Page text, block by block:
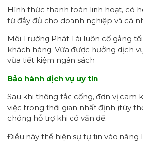
Hình thức thanh toán linh hoạt, có
từ đầy đủ cho doanh nghiệp và cá
Môi Trường Phát Tài luôn cố gắng
khách hàng. Vừa được hưởng dịch
vừa tiết kiệm ngân sách.
Bảo hành dịch vụ uy tín
Sau khi thông tắc cống, đơn vị cam
việc trong thời gian nhất định (tùy
chóng hỗ trợ khi có vấn đề.
Điều này thể hiện sự tự tin vào năng